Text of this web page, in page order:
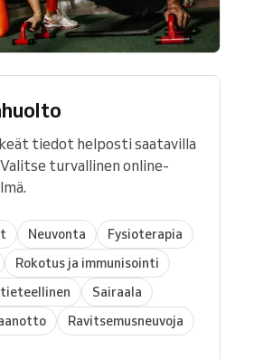
tiedot helposti saatavilla
turvallinen online-
Neuvonta
Fysioterapia
Rokotus ja immunisointi
Sairaala
Ravitsemusneuvoja